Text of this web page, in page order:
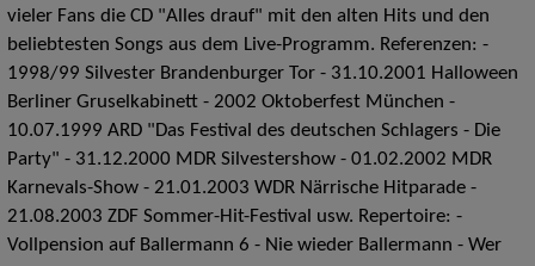
vieler Fans die CD "Alles drauf" mit den alten Hits und den
beliebtesten Songs aus dem Live-Programm. Referenzen: -
1998/99 Silvester Brandenburger Tor - 31.10.2001 Halloween
Berliner Gruselkabinett - 2002 Oktoberfest München -
10.07.1999 ARD "Das Festival des deutschen Schlagers - Die
Party" - 31.12.2000 MDR Silvestershow - 01.02.2002 MDR
Karnevals-Show - 21.01.2003 WDR Närrische Hitparade -
21.08.2003 ZDF Sommer-Hit-Festival usw. Repertoire: -
Vollpension auf Ballermann 6 - Nie wieder Ballermann - Wer